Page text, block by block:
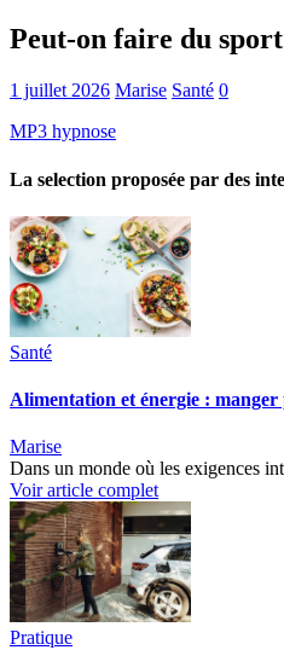
Peut-on faire du
1 juillet 2026 Marise Santé 0
MP3 hypnose
La selection proposée par des
Santé
Alimentation et énergie :
Marise
Dans un monde où les exigences
Voir article complet
Pratique